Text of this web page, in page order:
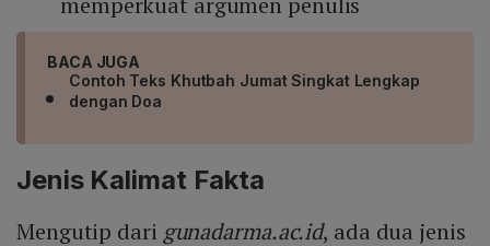
BACA JUGA
Contoh Teks Khutbah Jumat Singkat Lengkap
dengan Doa
Jenis Kalimat Fakta
Mengutip dari gunadarma.ac.id, ada dua jenis